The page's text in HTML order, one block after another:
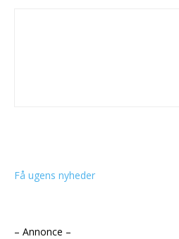
Få ugens nyheder
– Annonce –